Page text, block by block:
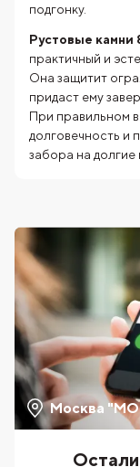
подгонку.
Рустовые камни
практичный и
Она защитит
придаст ему
При правильном
долговечность и
забора на долгие
Москва